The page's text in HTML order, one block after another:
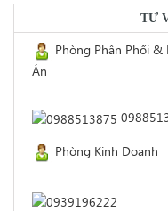
TƯ
Phòng Phân Phối &
Án
Phòng Kinh Doanh